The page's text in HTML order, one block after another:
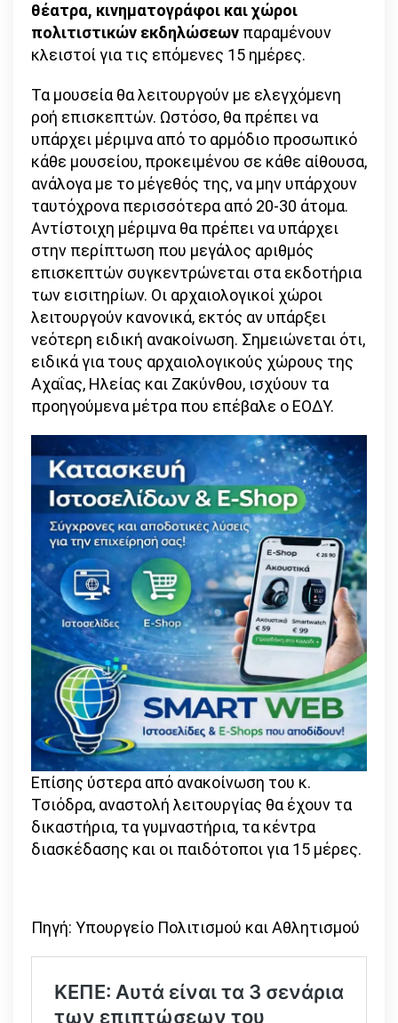
θέατρα, κινηματογράφοι και χώροι
πολιτιστικών εκδηλώσεων παραμένουν
κλειστοί για τις επόμενες 15 ημέρες.
Τα μουσεία θα λειτουργούν με ελεγχόμενη
ροή επισκεπτών. Ωστόσο, θα πρέπει να
υπάρχει μέριμνα από το αρμόδιο προσωπικό
κάθε μουσείου, προκειμένου σε κάθε αίθουσα,
ανάλογα με το μέγεθός της, να μην υπάρχουν
ταυτόχρονα περισσότερα από 20-30 άτομα.
Αντίστοιχη μέριμνα θα πρέπει να υπάρχει
στην περίπτωση που μεγάλος αριθμός
επισκεπτών συγκεντρώνεται στα εκδοτήρια
των εισιτηρίων. Οι αρχαιολογικοί χώροι
λειτουργούν κανονικά, εκτός αν υπάρξει
νεότερη ειδική ανακοίνωση. Σημειώνεται ότι,
ειδικά για τους αρχαιολογικούς χώρους της
Αχαΐας, Ηλείας και Ζακύνθου, ισχύουν τα
προηγούμενα μέτρα που επέβαλε ο ΕΟΔΥ.
Επίσης ύστερα από ανακοίνωση του κ.
Τσιόδρα, αναστολή λειτουργίας θα έχουν τα
δικαστήρια, τα γυμναστήρια, τα κέντρα
διασκέδασης και οι παιδότοποι για 15 μέρες.
Πηγή: Υπουργείο Πολιτισμού και Αθλητισμού